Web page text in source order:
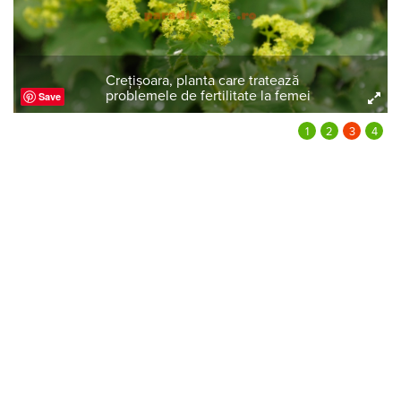
Save
Crețișoara, planta care tratează
problemele de fertilitate la femei